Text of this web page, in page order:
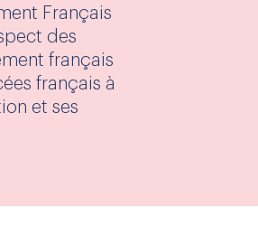
Français
des
français
français à
et ses